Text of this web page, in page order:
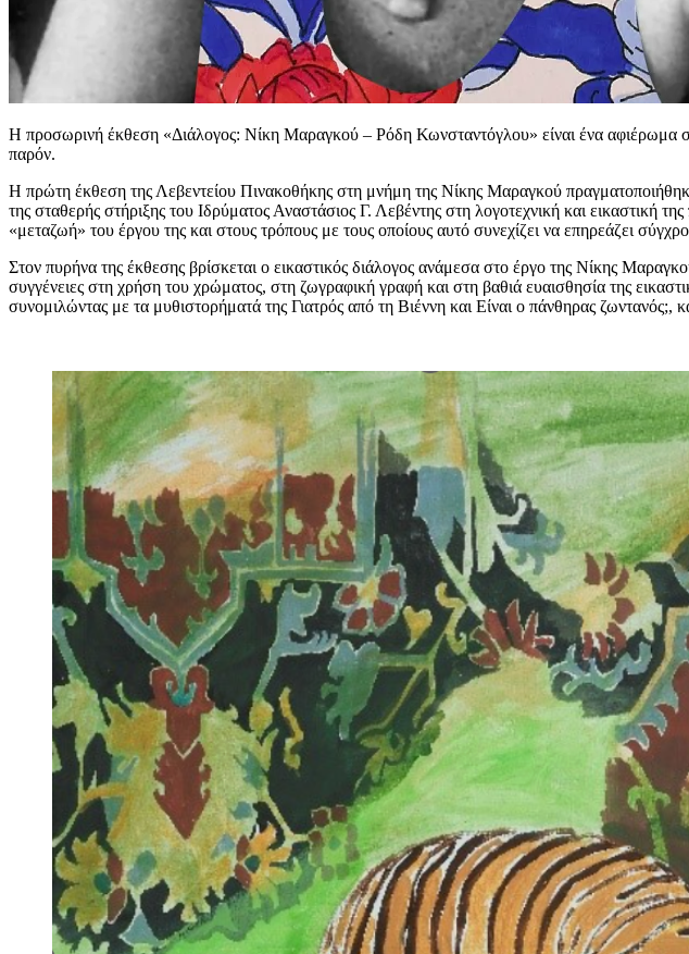
Η προσωρινή έκθεση «Διάλογος: Νίκη Μαραγκού – Ρόδη Κωνσταντόγλου» είναι ένα αφιέρωμα
παρόν.
Η πρώτη έκθεση της Λεβεντείου Πινακοθήκης στη μνήμη της Νίκης Μαραγκού
της σταθερής στήριξης του Ιδρύματος Αναστάσιος Γ. Λεβέντης στη λογοτεχνική και εικαστική
«μεταζωή» του έργου της και στους τρόπους με τους οποίους αυτό συνεχίζει να επηρεάζει
Στον πυρήνα της έκθεσης βρίσκεται ο εικαστικός διάλογος ανάμεσα στο έργο της Νίκης
συγγένειες στη χρήση του χρώματος, στη ζωγραφική γραφή και στη βαθιά ευαισθησία της
συνομιλώντας με τα μυθιστορήματά της Γιατρός από τη Βιέννη και Είναι ο πάνθηρας